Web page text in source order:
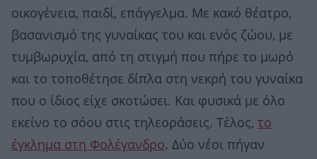
οικογένεια, παιδί, επάγγελμα. Με κακό θέατρο,
βασανισμό της γυναίκας του και ενός ζώου, με
τυμβωρυχία, από τη στιγμή που πήρε το μωρό
και το τοποθέτησε δίπλα στη νεκρή του γυναίκα
που ο ίδιος είχε σκοτώσει. Και φυσικά με όλο
εκείνο το σόου στις τηλεοράσεις. Τέλος, το
έγκλημα στη Φολέγανδρο. Δύο νέοι πήγαν